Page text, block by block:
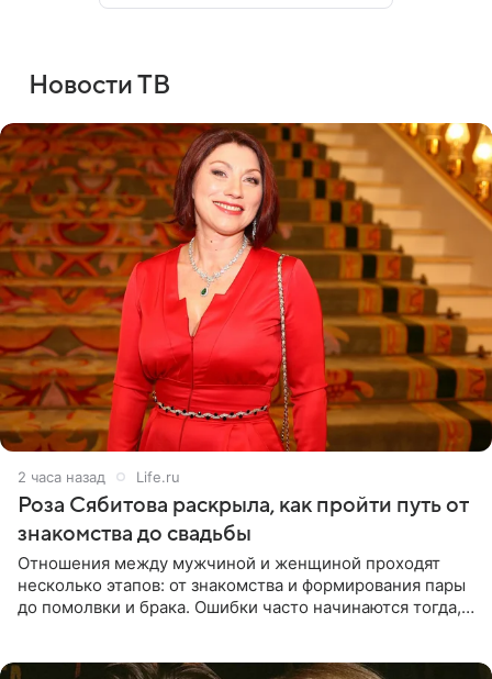
Новости ТВ
2 часа назад Life.ru
Роза Сябитова раскрыла, как пройти путь от
знакомства до свадьбы
Отношения между мужчиной и женщиной проходят
несколько этапов: от знакомства и формирования пары
до помолвки и брака. Ошибки часто начинаются тогда,